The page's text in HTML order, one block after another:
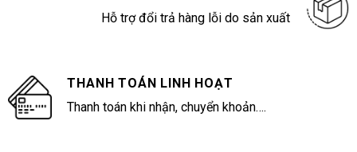
Hỗ trợ đổi trả hàng lỗi do sản xuất
THANH TOÁN LINH HOẠT
Thanh toán khi nhận, chuyển khoản….